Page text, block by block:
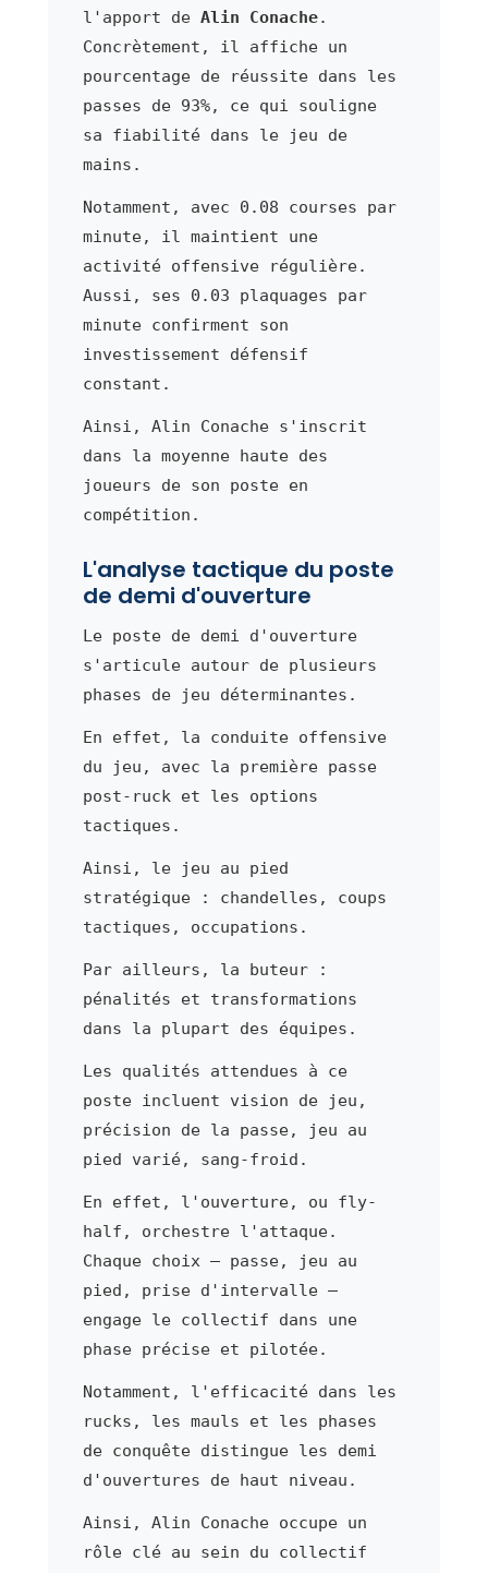
l'apport de Alin Conache.
Concrètement, il affiche un
pourcentage de réussite dans les
passes de 93%, ce qui souligne
sa fiabilité dans le jeu de
mains.
Notamment, avec 0.08 courses par
minute, il maintient une
activité offensive régulière.
Aussi, ses 0.03 plaquages par
minute confirment son
investissement défensif
constant.
Ainsi, Alin Conache s'inscrit
dans la moyenne haute des
joueurs de son poste en
compétition.
L'analyse tactique du poste
de demi d'ouverture
Le poste de demi d'ouverture
s'articule autour de plusieurs
phases de jeu déterminantes.
En effet, la conduite offensive
du jeu, avec la première passe
post-ruck et les options
tactiques.
Ainsi, le jeu au pied
stratégique : chandelles, coups
tactiques, occupations.
Par ailleurs, la buteur :
pénalités et transformations
dans la plupart des équipes.
Les qualités attendues à ce
poste incluent vision de jeu,
précision de la passe, jeu au
pied varié, sang-froid.
En effet, l'ouverture, ou fly-
half, orchestre l'attaque.
Chaque choix — passe, jeu au
pied, prise d'intervalle —
engage le collectif dans une
phase précise et pilotée.
Notamment, l'efficacité dans les
rucks, les mauls et les phases
de conquête distingue les demi
d'ouvertures de haut niveau.
Ainsi, Alin Conache occupe un
rôle clé au sein du collectif